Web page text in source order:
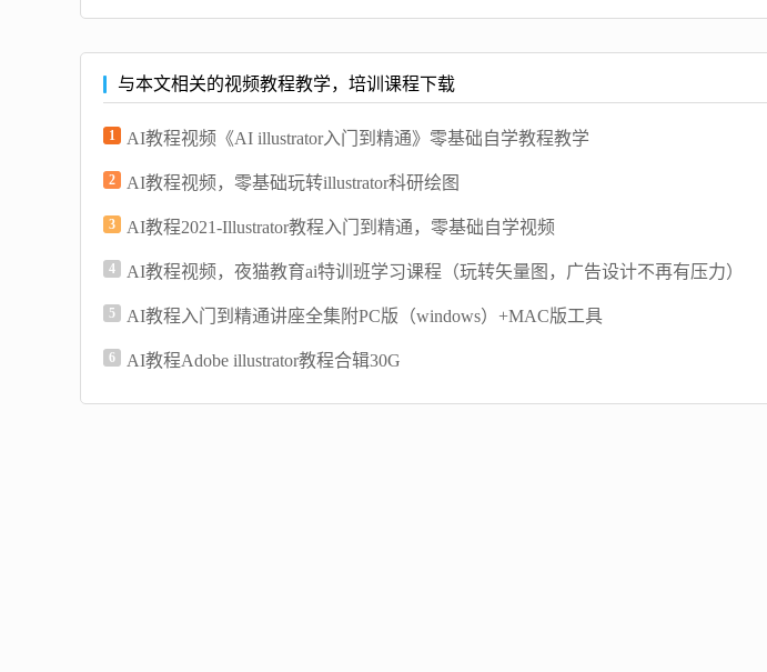
与本文相关的视频教程教学，培训课程下载
1 AI教程视频《AI illustrator入门到精通》零基础自学教程教学
2 AI教程视频，零基础玩转illustrator科研绘图
3 AI教程2021-Illustrator教程入门到精通，零基础自学视频
4 AI教程视频，夜猫教育ai特训班学习课程（玩转矢量图，广告设计不再有压力）
5 AI教程入门到精通讲座全集附PC版（windows）+MAC版工具
6 AI教程Adobe illustrator教程合辑30G